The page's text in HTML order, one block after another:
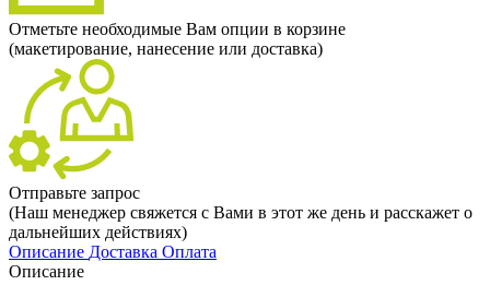
Отметьте необходимые Вам опции в корзине
(макетирование, нанесение или доставка)
Отправьте запрос
(Наш менеджер свяжется с Вами в этот же день и расскажет о
дальнейших действиях)
Описание Доставка Оплата
Описание